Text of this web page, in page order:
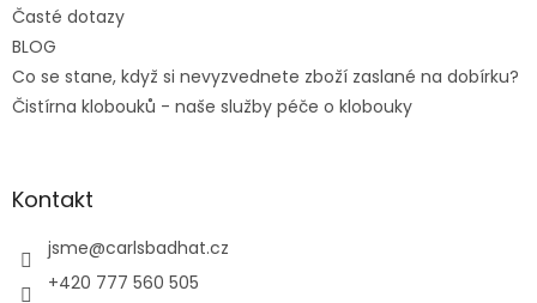
Časté dotazy
BLOG
Co se stane, když si nevyzvednete zboží zaslané na dobírku?
Čistírna klobouků - naše služby péče o klobouky
Kontakt
jsme@carlsbadhat.cz
+420 777 560 505